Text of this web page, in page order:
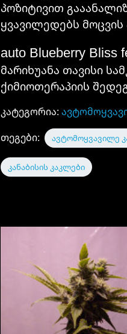
პოზიტივით
ყვავილედებს
auto Blueberry
მარიხუანა თავისი
ქიმიოთერაპიის
კატეგორია:
თეგები:
ავტომოყვავილე
კანაბისის კაკლები